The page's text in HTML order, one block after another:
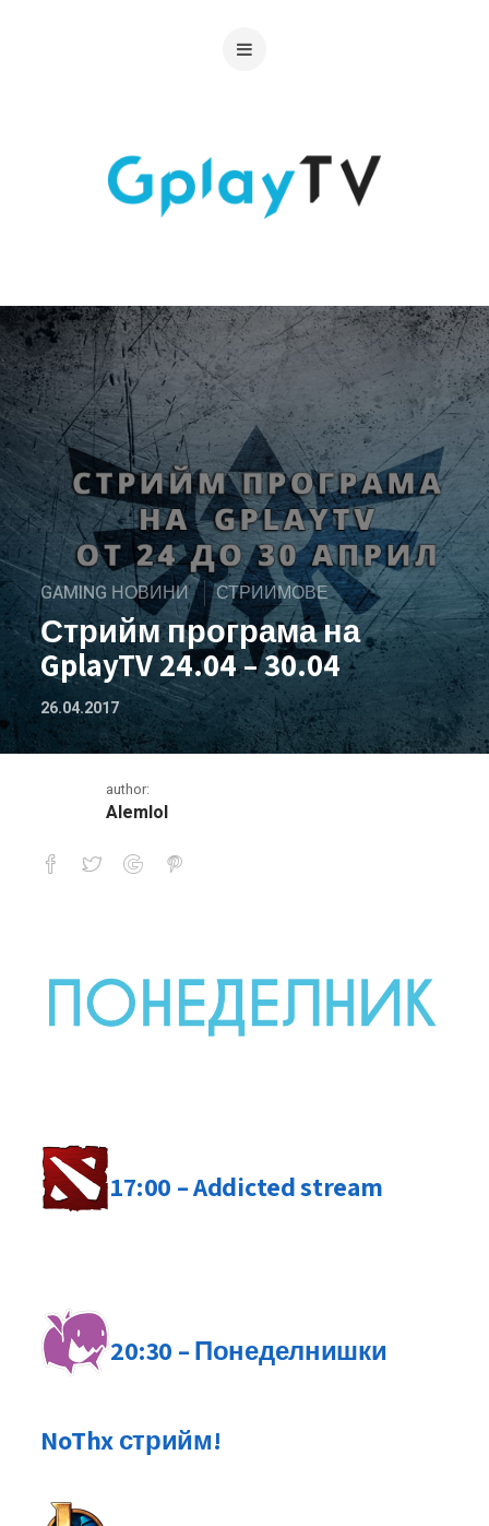
GAMING НОВИНИ СТРИИМОВЕ
Стрийм програма на
GplayTV 24.04 – 30.04
26.04.2017
author:
Alemlol
17:00 – Addicted stream
20:30 – Понеделнишки
NoThx стрийм!